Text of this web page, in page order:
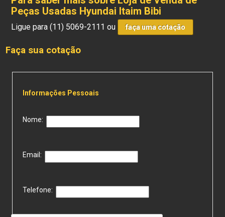
Peças Usadas Hyundai Itaim Bibi
Ligue para(11) 5069-2111 ou faça uma cotação
Faça sua cotação
Informações Pessoais
Nome:
Email:
Telefone: